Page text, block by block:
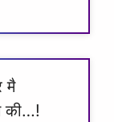
मै
की…!